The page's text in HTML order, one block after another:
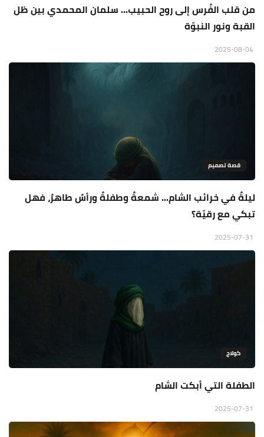
من قلب الفُرس إلى روح الحبيب... سلمان المحمدي بين ظل
القبة ونور النبوّة
قصة تصميم
ليلةٌ في خرائب الشام... شمعةٌ وطفلةٌ ورأسٌ طاهرٌ، فهل
تبكي مع رقيّة؟
كولاج
الطفلة التي أبكت الشام